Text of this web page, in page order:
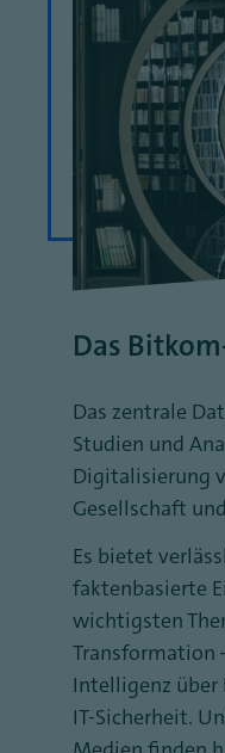
Das
Das zentrale
Studien und
Digitalisierung
Gesellschaft
Es bietet
faktenbasierte
wichtigsten
Transformation
Intelligenz
IT-Sicherheit.